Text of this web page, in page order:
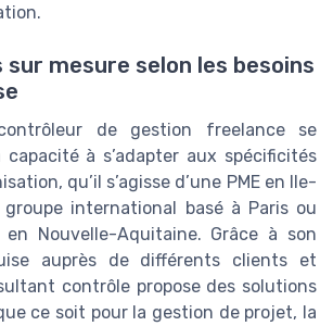
sur mesure selon les besoins
de gestion freelance se
à s’adapter aux spécificités
qu’il s’agisse d’une PME en Ile-
groupe international basé à Paris ou
Nouvelle-Aquitaine. Grâce à son
auprès de différents clients et
contrôle propose des solutions
ce soit pour la gestion de projet, la